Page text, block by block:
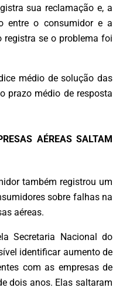
sua reclamação e, a
entre o consumidor e a
registra se o problema foi
médio de solução das
prazo médio de resposta
AÉREAS SALTAM
também registrou um
sobre falhas na
aéreas.
Secretaria Nacional do
identificar aumento de
com as empresas de
dois anos. Elas saltaram